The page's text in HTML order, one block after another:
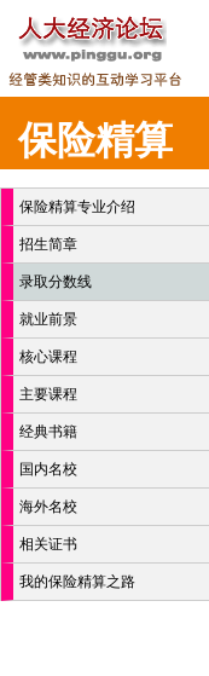
保险精算
保险精算专业介绍
招生简章
录取分数线
就业前景
核心课程
主要课程
经典书籍
国内名校
海外名校
相关证书
我的保险精算之路